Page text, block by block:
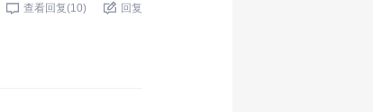
查看回复(10) 回复